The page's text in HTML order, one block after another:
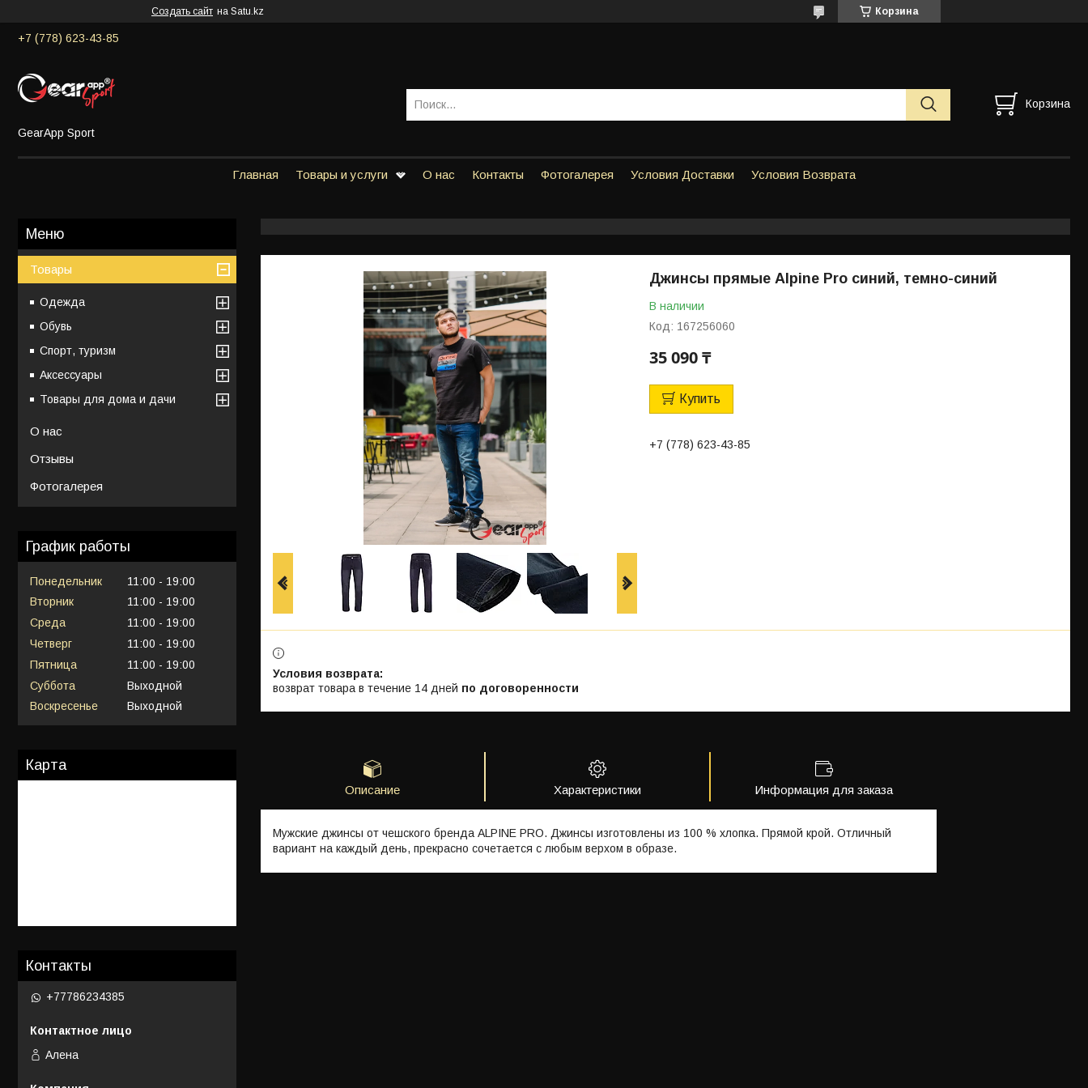
Создать сайт на Satu.kz Корзина
+7 (778) 623-43-85
GearApp Sport
Корзина
Главная Товары и услуги О нас Контакты Фотогалерея Условия Доставки Условия Возврата
Джинсы прямые Alpine Pro синий, темно-синий
В наличии
Код: 167256060
35 090 ₸
Купить
+7 (778) 623-43-85
возврат товара в течение 14 дней по договоренности
Описание Характеристики Информация для заказа
Мужские джинсы от чешского бренда ALPINE PRO. Джинсы изготовлены из 100 % хлопка. Прямой крой. Отличный
вариант на каждый день, прекрасно сочетается с любым верхом в образе.
Товары
Одежда
Обувь
Спорт, туризм
Аксессуары
Товары для дома и дачи
О нас
Отзывы
Фотогалерея
График работы
Понедельник 11:00
19:00
Вторник
11:00
19:00
Среда
11:00
19:00
Четверг
11:00
19:00
Пятница
11:00
19:00
Суббота
Выходной
Воскресенье
Выходной
Карта
Контакты
+77786234385
Алена